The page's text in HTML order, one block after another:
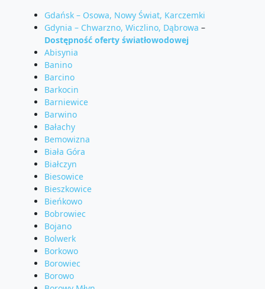
Gdańsk – Osowa, Nowy Świat, Karczemki
Gdynia – Chwarzno, Wiczlino, Dąbrowa –
Dostępność oferty światłowodowej
Abisynia
Banino
Barcino
Barkocin
Barniewice
Barwino
Bałachy
Bemowizna
Biała Góra
Białczyn
Biesowice
Bieszkowice
Bieńkowo
Bobrowiec
Bojano
Bolwerk
Borkowo
Borowiec
Borowo